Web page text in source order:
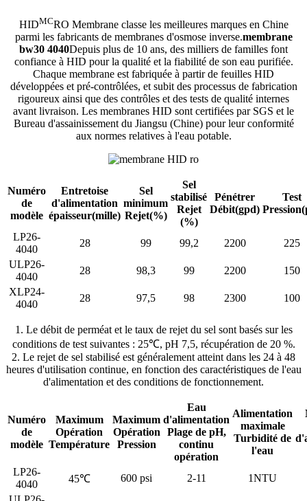
HIDMCRO Membrane classe les meilleures marques en Chine
parmi les fabricants de membranes d'osmose inverse.membrane
bw30 4040Depuis plus de 10 ans, des milliers de familles font
confiance à HID pour la qualité et la fiabilité de son eau purifiée.
Chaque membrane est fabriquée à partir de feuilles HID
développées et pré-contrôlées, et subit des processus de fabrication
rigoureux ainsi que des contrôles et des tests de qualité internes
avant livraison. Les membranes HID sont certifiées par SGS et le
Bureau d'assainissement du Jiangsu (Chine) pour leur conformité
aux normes relatives à l'eau potable.
Numéro
de
modèle
Entretoise
d'alimentation
épaisseur(mille)
Sel
minimum
Rejet(%)
Sel
stabilisé
Rejet
(%)
Pénétrer
Débit(gpd)
Test
Pression
LP26-
4040
28 99 99,2 2200
225
ULP26-
4040
28 98,3 99 2200
150
XLP24-
4040
28 97,5 98 2300 100
1. Le débit de perméat et le taux de rejet du sel sont basés sur les
conditions de test suivantes : 25℃, pH 7,5, récupération de 20 %.
2. Le rejet de sel stabilisé est généralement atteint dans les 24 à 48
heures d'utilisation continue, en fonction des caractéristiques de l'eau
d'alimentation et des conditions de fonctionnement.
Numéro
de
modèle
Maximum
Opération
Température
Maximum
Opération
Pression
Eau
d'alimentation
Plage de pH,
continu
opération
Alimentation
maximale
Turbidité de
l'eau
LP26-
4040
45℃ 600 psi 2-11
1NTU